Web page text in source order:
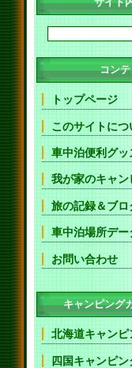
コン
トップページ
このサイトにつ
車中泊便利グッ
我が家のキャン
旅の記録＆ブロ
車中泊場所デー
お問い合わせ
キャンピング
北海道キャン
四国キャンピン